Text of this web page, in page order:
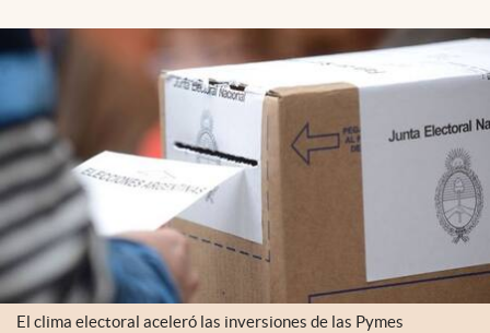
Clase
Mundial 2026
Eventos Corporativos
El Cronista Studio
Mediakit
abre en nueva pestaña
Argentina
El clima electoral aceleró las inversiones de las Pymes